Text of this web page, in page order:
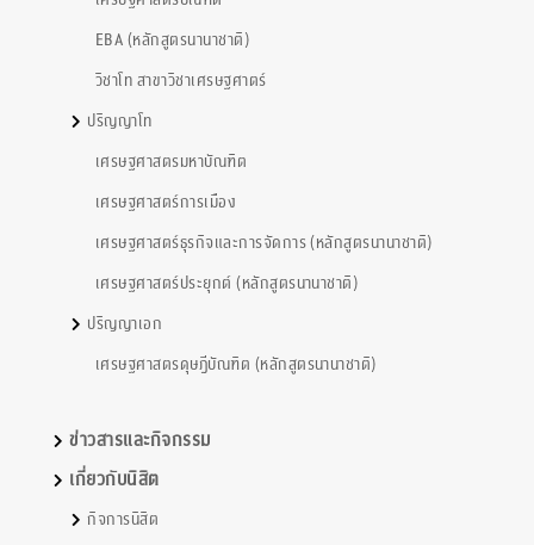
EBA (หลักสูตรนานาชาติ)
วิชาโท สาขาวิชาเศรษฐศาตร์
ปริญญาโท
เศรษฐศาสตรมหาบัณฑิต
เศรษฐศาสตร์การเมือง
เศรษฐศาสตร์ธุรกิจและการจัดการ (หลักสูตรนานาชาติ)
เศรษฐศาสตร์ประยุกต์ (หลักสูตรนานาชาติ)
ปริญญาเอก
เศรษฐศาสตรดุษฎีบัณฑิต (หลักสูตรนานาชาติ)
ข่าวสารและกิจกรรม
เกี่ยวกับนิสิต
กิจการนิสิต